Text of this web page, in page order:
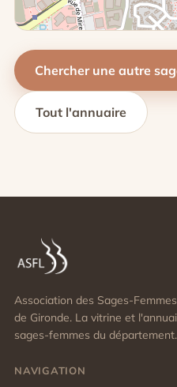
Chercher une autre
Tout l'annuaire
Association des Sages-
de Gironde. La vitrine et
sages-femmes du département.
NAVIGATION